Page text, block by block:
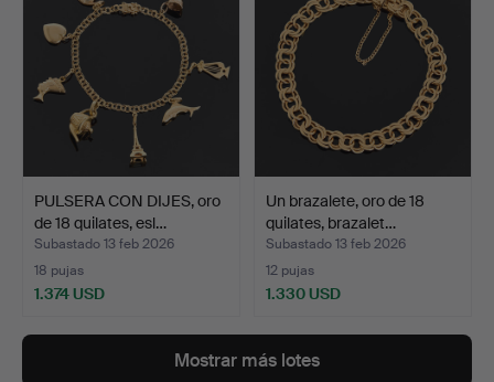
PULSERA CON DIJES, oro
de 18 quilates, esl…
Subastado 13 feb 2026
18 pujas
1.374 USD
Un brazalete, oro de 18
quilates, brazalet…
Subastado 13 feb 2026
12 pujas
1.330 USD
Mostrar más lotes